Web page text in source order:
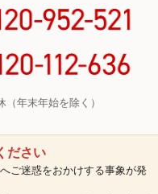
年末年始を除く）
ださい
ご迷惑をおかけする事象が発